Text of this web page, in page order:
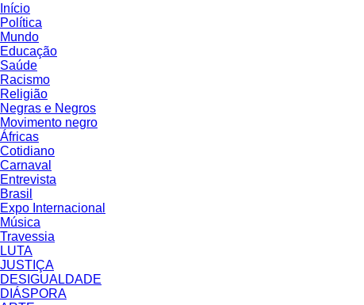
Início
Política
Mundo
Educação
Saúde
Racismo
Religião
Negras e Negros
Movimento negro
Áfricas
Cotidiano
Carnaval
Entrevista
Brasil
Expo Internacional
Música
Travessia
LUTA
JUSTIÇA
DESIGUALDADE
DIÁSPORA